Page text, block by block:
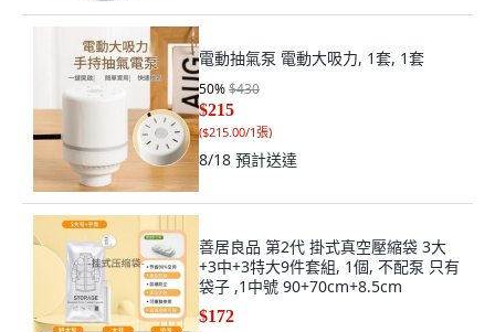
電動抽氣泵 電動大吸力, 1套, 1套
50%$430
$215
($215.00/1張)
8/18 預計送達
善居良品 第2代 掛式真空壓縮袋 3大
+3中+3特大9件套組, 1個, 不配泵 只有
袋子 ,1中號 90+70cm+8.5cm
$172